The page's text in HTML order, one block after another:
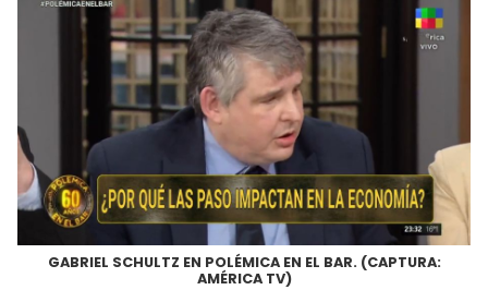
GABRIEL SCHULTZ EN POLÉMICA EN EL BAR. (CAPTURA:
AMÉRICA TV)